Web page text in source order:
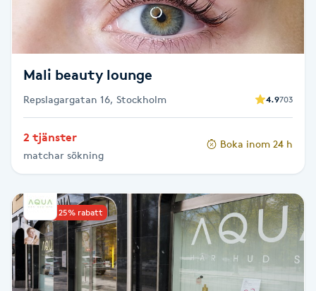
Thaimassage
Torr hårbotten
Torrborstning
Triggerpunktsmassage
Trådning
Mali beauty lounge
Repslagargatan 16, Stockholm 4.9703
2 tjänster
matchar sökning
Boka inom 24 h
Upp till 25% rabatt